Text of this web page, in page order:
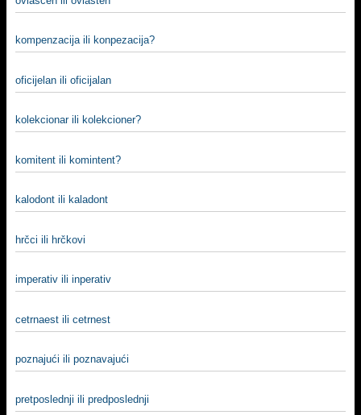
kompenzacija ili konpezacija?
oficijelan ili oficijalan
kolekcionar ili kolekcioner?
komitent ili komintent?
kalodont ili kaladont
hrčci ili hrčkovi
imperativ ili inperativ
cetrnaest ili cetrnest
poznajući ili poznavajući
pretposlednji ili predposlednji